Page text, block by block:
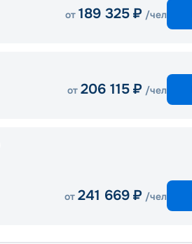
от 189 325 ₽ /чел
от 206 115 ₽ /чел
от 241 669 ₽ /чел